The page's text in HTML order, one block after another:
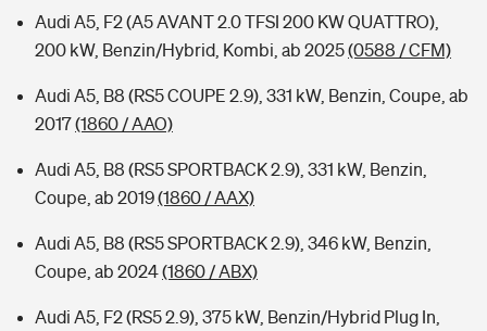
Audi A5, F2 (A5 AVANT 2.0 TFSI 200 KW QUATTRO),
200 kW, Benzin/Hybrid, Kombi, ab 2025(0588 / CFM)
Audi A5, B8 (RS5 COUPE 2.9), 331 kW, Benzin, Coupe, ab
2017(1860 / AAO)
Audi A5, B8 (RS5 SPORTBACK 2.9), 331 kW, Benzin,
Coupe, ab 2019(1860 / AAX)
Audi A5, B8 (RS5 SPORTBACK 2.9), 346 kW, Benzin,
Coupe, ab 2024(1860 / ABX)
Audi A5, F2 (RS5 2.9), 375 kW, Benzin/Hybrid Plug In,